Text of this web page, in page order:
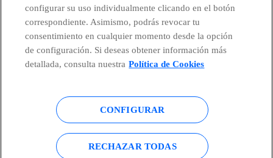
Centro Global Transparencia
Política de cookies Aviso legal
Accesibilidad Política de privacidad
configurar su uso individualmente clicando en el botón
correspondiente. Asimismo, podrás revocar tu
consentimiento en cualquier momento desde la opción
de configuración. Si deseas obtener información más
detallada, consulta nuestra Política de Cookies
CONFIGURAR
RECHAZAR TODAS